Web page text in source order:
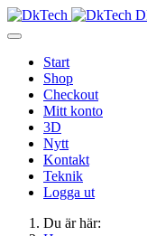
Start
Shop
Checkout
Mitt konto
3D
Nytt
Kontakt
Teknik
Logga ut
Du är här: